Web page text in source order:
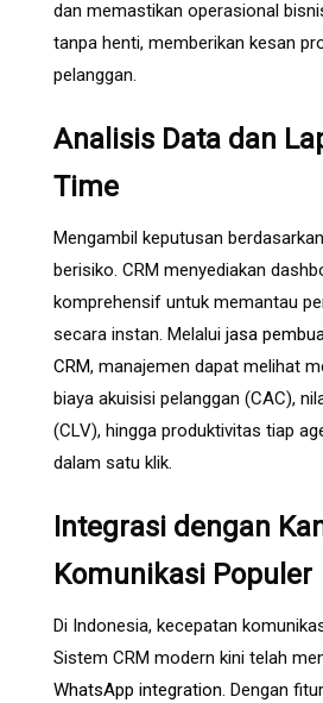
dan memastikan operasional
tanpa henti, memberikan kesan
pelanggan.
Analisis Data dan
Time
Mengambil keputusan
berisiko. CRM menyediakan
komprehensif untuk memantau
secara instan. Melalui jasa
CRM, manajemen dapat melihat
biaya akuisisi pelanggan (CAC),
(CLV), hingga produktivitas tiap
dalam satu klik.
Integrasi dengan
Komunikasi Populer
Di Indonesia, kecepatan
Sistem CRM modern kini telah
WhatsApp integration. Dengan